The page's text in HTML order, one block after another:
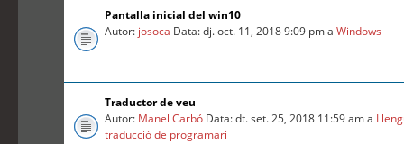
Pantalla inicial del win10
Autor: josoca Data: dj. oct. 11, 2018 9:09 pm aWindows
Traductor de veu
Autor: Manel Carbó Data: dt. set. 25, 2018 11:59 am a
traducció de programari